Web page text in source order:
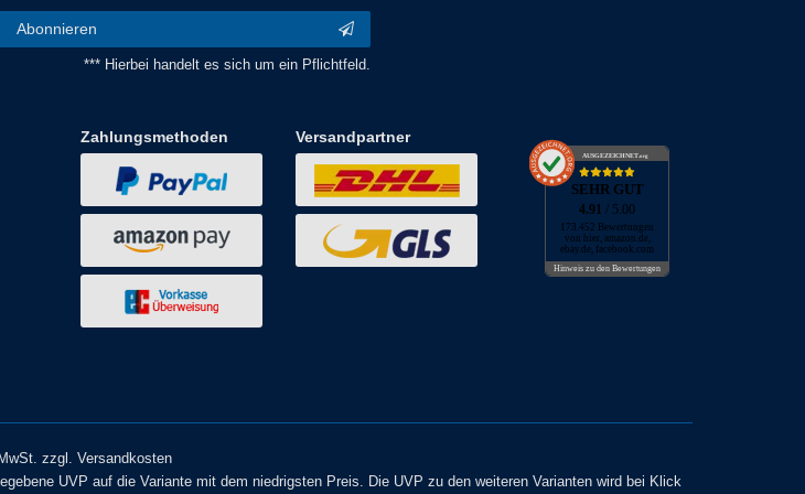
Abonnieren
*** Hierbei handelt es sich um ein Pflichtfeld.
Zahlungsmethoden Versandpartner
AUSGEZEICHNET.org
SEHR GUT
4.91/ 5.00
173.452 Bewertungen
von hier, amazon.de,
ebay.de, facebook.com
Hinweis zu den Bewertungen
zzgl. Versandkosten
UVP auf die Variante mit dem niedrigsten Preis. Die UVP zu den weiteren Varianten wird bei Klick